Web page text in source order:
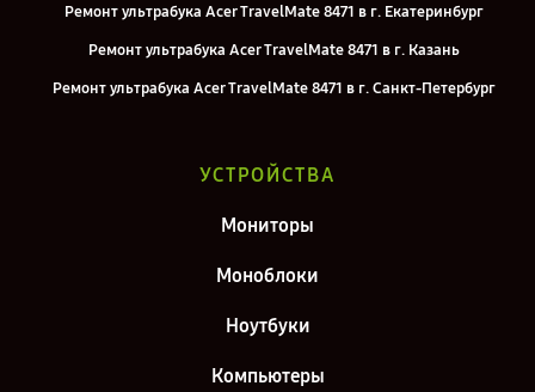
Ремонт ультрабука Acer TravelMate 8471 в г. Екатеринбург
Ремонт ультрабука Acer TravelMate 8471 в г. Казань
Ремонт ультрабука Acer TravelMate 8471 в г. Санкт-Петербург
УСТРОЙСТВА
Мониторы
Моноблоки
Ноутбуки
Компьютеры